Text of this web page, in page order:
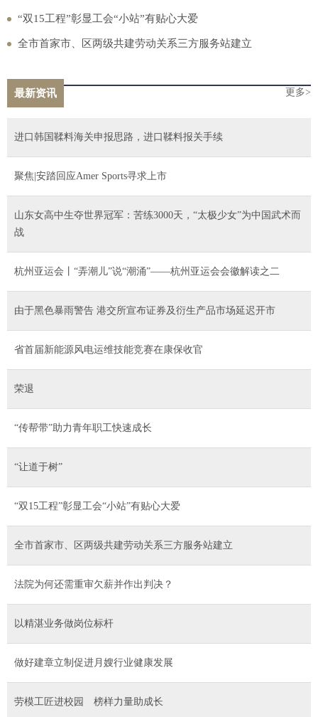
“双15工程”彰显工会“小站”有贴心大爱
全市首家市、区两级共建劳动关系三方服务站建立
最新资讯 更多>
进口韩国鞣料海关申报思路，进口鞣料报关手续
聚焦|安踏回应Amer Sports寻求上市
山东女高中生夺世界冠军：苦练3000天，“太极少女”为中国武术而
战
杭州亚运会丨“弄潮儿”说“潮涌”——杭州亚运会会徽解读之二
由于黑色暴雨警告 港交所宣布证券及衍生产品市场延迟开市
省首届新能源风电运维技能竞赛在康保收官
荣退
“传帮带”助力青年职工快速成长
“让道于树”
“双15工程”彰显工会“小站”有贴心大爱
全市首家市、区两级共建劳动关系三方服务站建立
法院为何还需重审欠薪并作出判决？
以精湛业务做岗位标杆
做好建章立制促进月嫂行业健康发展
劳模工匠进校园 榜样力量助成长